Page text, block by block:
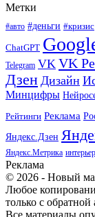
Метки
#авто #деньги #кризис
ChatGPT
Telegram VK VK
Дзен Дизайн
Минцифры
Рейтинги Реклама
Яндекс.Дзен
Яндекс.Метрика интерьер
Реклама
© 2026 - Новый
Любое
только с
Все материалы